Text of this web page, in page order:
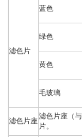
滤色片
蓝色
绿色
黄色
毛玻璃
滤色片座
滤色片座（
片。